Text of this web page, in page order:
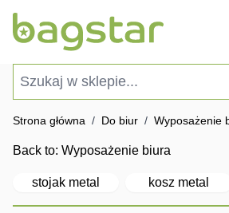
Strona główna / Do biur / Wyposażenie
Back to: Wyposażenie biura
stojak metal kosz metal